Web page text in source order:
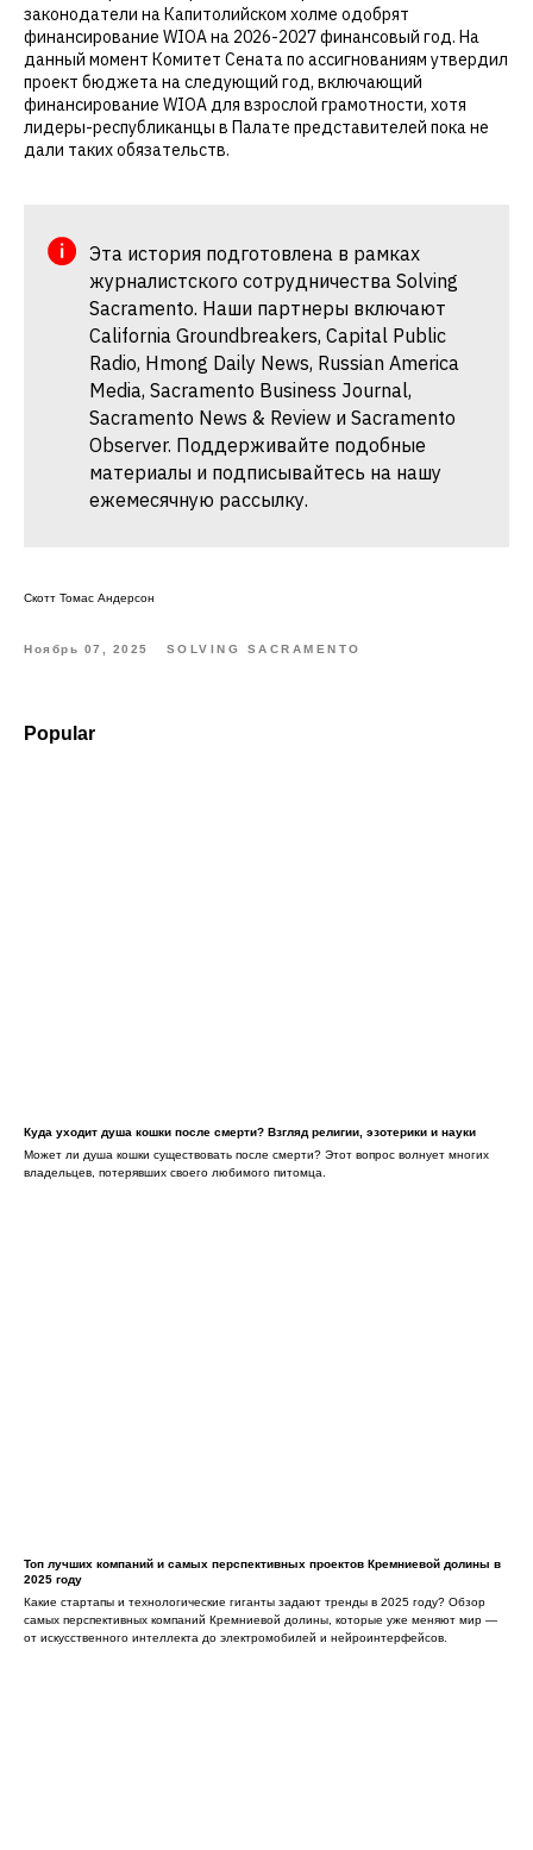
законодатели на Капитолийском холме одобрят
финансирование WIOA на 2026-2027 финансовый год. На
данный момент Комитет Сената по ассигнованиям утвердил
проект бюджета на следующий год, включающий
финансирование WIOA для взрослой грамотности, хотя
лидеры-республиканцы в Палате представителей пока не
дали таких обязательств.
Эта история подготовлена в рамках
журналистского сотрудничества Solving
Sacramento. Наши партнеры включают
California Groundbreakers, Capital Public
Radio, Hmong Daily News, Russian America
Media, Sacramento Business Journal,
Sacramento News & Review и Sacramento
Observer. Поддерживайте подобные
материалы и подписывайтесь на нашу
ежемесячную рассылку.
Скотт Томас Андерсон
Ноябрь 07, 2025 SOLVING SACRAMENTO
Popular
Куда уходит душа кошки после смерти? Взгляд религии, эзотерики и науки
Может ли душа кошки существовать после смерти? Этот вопрос волнует многих
владельцев, потерявших своего любимого питомца.
Топ лучших компаний и самых перспективных проектов Кремниевой долины в
2025 году
Какие стартапы и технологические гиганты задают тренды в 2025 году? Обзор
самых перспективных компаний Кремниевой долины, которые уже меняют мир —
от искусственного интеллекта до электромобилей и нейроинтерфейсов.